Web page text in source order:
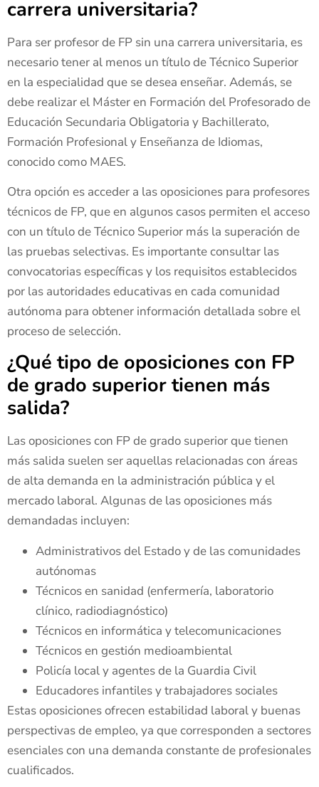
carrera universitaria?
Para ser profesor de FP sin una carrera universitaria, es
necesario tener al menos un título de Técnico Superior
en la especialidad que se desea enseñar. Además, se
debe realizar el Máster en Formación del Profesorado de
Educación Secundaria Obligatoria y Bachillerato,
Formación Profesional y Enseñanza de Idiomas,
conocido como MAES.
Otra opción es acceder a las oposiciones para profesores
técnicos de FP, que en algunos casos permiten el acceso
con un título de Técnico Superior más la superación de
las pruebas selectivas. Es importante consultar las
convocatorias específicas y los requisitos establecidos
por las autoridades educativas en cada comunidad
autónoma para obtener información detallada sobre el
proceso de selección.
¿Qué tipo de oposiciones con FP
de grado superior tienen más
salida?
Las oposiciones con FP de grado superior que tienen
más salida suelen ser aquellas relacionadas con áreas
de alta demanda en la administración pública y el
mercado laboral. Algunas de las oposiciones más
demandadas incluyen:
Administrativos del Estado y de las comunidades
autónomas
Técnicos en sanidad (enfermería, laboratorio
clínico, radiodiagnóstico)
Técnicos en informática y telecomunicaciones
Técnicos en gestión medioambiental
Policía local y agentes de la Guardia Civil
Educadores infantiles y trabajadores sociales
Estas oposiciones ofrecen estabilidad laboral y buenas
perspectivas de empleo, ya que corresponden a sectores
esenciales con una demanda constante de profesionales
cualificados.